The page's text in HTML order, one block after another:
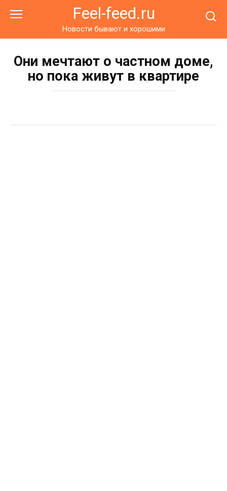
Feel-feed.ru
Новости бывают и хорошими
Они мечтают о частном доме,
но пока живут в квартире